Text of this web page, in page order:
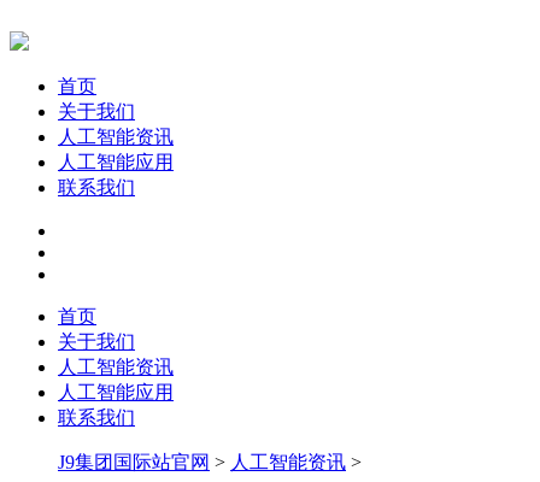
首页
关于我们
人工智能资讯
人工智能应用
联系我们
首页
关于我们
人工智能资讯
人工智能应用
联系我们
J9集团国际站官网 > 人工智能资讯 >